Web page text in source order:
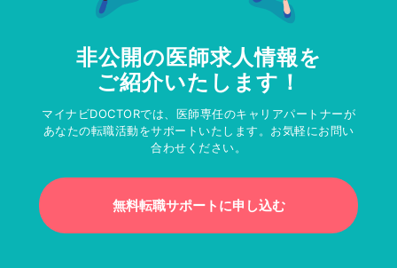
非公開の医師求人情報を
ご紹介いたします！
マイナビDOCTORでは、医師専任のキャリアパートナーが
あなたの転職活動をサポートいたします。お気軽にお問い
合わせください。
無料転職サポートに申し込む